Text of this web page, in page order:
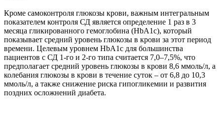
Кроме самоконтроля глюкозы крови, важным интегральным
показателем контроля СД является определение 1 раз в 3
месяца гликированного гемоглобина (HbA1c), который
показывает средний уровень глюкозы в крови за этот период
времени. Целевым уровнем HbA1c для большинства
пациентов с СД 1-го и 2-го типа считается 7,0–7,5%, что
предполагает средний уровень глюкозы в крови 8,6 ммоль/л, а
колебания глюкозы в крови в течение суток – от 6,8 до 10,3
ммоль/л, а также снижение риска гипогликемии и развития
поздних осложнений диабета.